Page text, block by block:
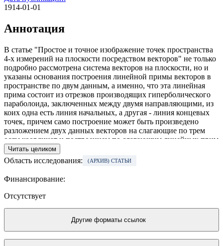
1914-01-01
Аннотация
В статье "Простое и точное изображение точек пространства
4-х измерений на плоскости посредством векторов" не только
подробно рассмотрена система векторов на плоскости, но и
указаны основания построения линейной примы векторов в
пространстве по двум данным, а именно, что эта линейная
прима состоит из отрезков производящих гиперболического
параболоида, заключенных между двумя направляющими, из
коих одна есть линия начальных, а другая - линия концевых
точек, причем само построение может быть произведено
разложением двух данных векторов на слагающие по трем
осям координат и построением по слагающим линейных прим
параллельных векторов; три вектора с общею начальною
точкою, но параллельные осям координат, какие бы
направления мы ни избрали для последних, и есть слагающие
векторы линейной прямы; концевая точка последнего
находится на прямой концевых точек.
Читать целиком
Область исследования: (АРХИВ) СТАТЬИ
Финансирование:
Отсутствует
Другие форматы ссылок